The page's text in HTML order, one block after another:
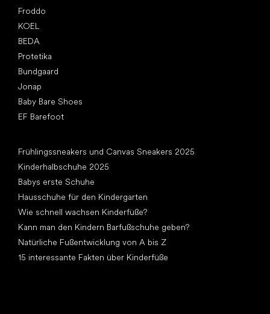
Froddo
KOEL
BEDA
Protetika
Bundgaard
Jonap
Baby Bare Shoes
EF Barefoot
Frühlingssneakers und Canvas Sneakers 2025
Kinderhalbschuhe 2025
Babys erste Schuhe
Hausschuhe für den Kindergarten
Wie schnell wachsen Kinderfüße?
Kann man den Kindern Barfußschuhe geben?
Natürliche Fußentwicklung von A bis Z
15 interessante Fakten über Kinderfüße